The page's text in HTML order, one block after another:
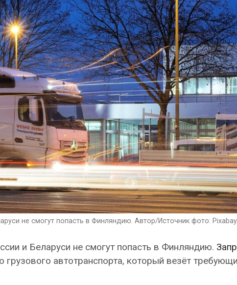
не смогут попасть в Финляндию. Автор/Источник фото:
и Беларуси не смогут попасть в Финляндию.
грузового автотранспорта, который везёт